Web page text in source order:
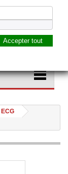
ECG
Accepter tout